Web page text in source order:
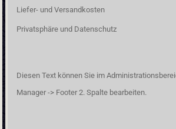
Liefer- und Versandkosten
Privatsphäre und Datenschutz
Diesen Text können Sie im
Manager -> Footer 2. Spalte bearbeiten.